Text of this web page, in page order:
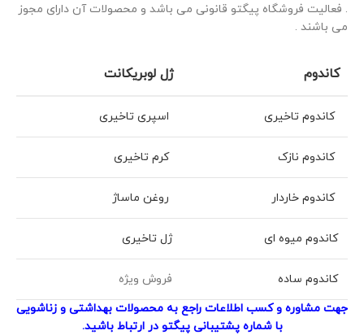
. فعالیت فروشگاه پیگتو قانونی می باشد و محصولات آن دارای مجوز
می باشند .
کاندوم ژل لوبریکانت
کاندوم تاخیری اسپری تاخیری
کاندوم نازک کرم تاخیری
کاندوم خاردار روغن ماساژ
کاندوم میوه ای ژل تاخیری
کاندوم ساده
فروش ویژه
جهت مشاوره و کسب اطلاعات راجع به محصولات بهداشتی و زناشویی
با شماره پشتیبانی پیگتو در ارتباط باشید.